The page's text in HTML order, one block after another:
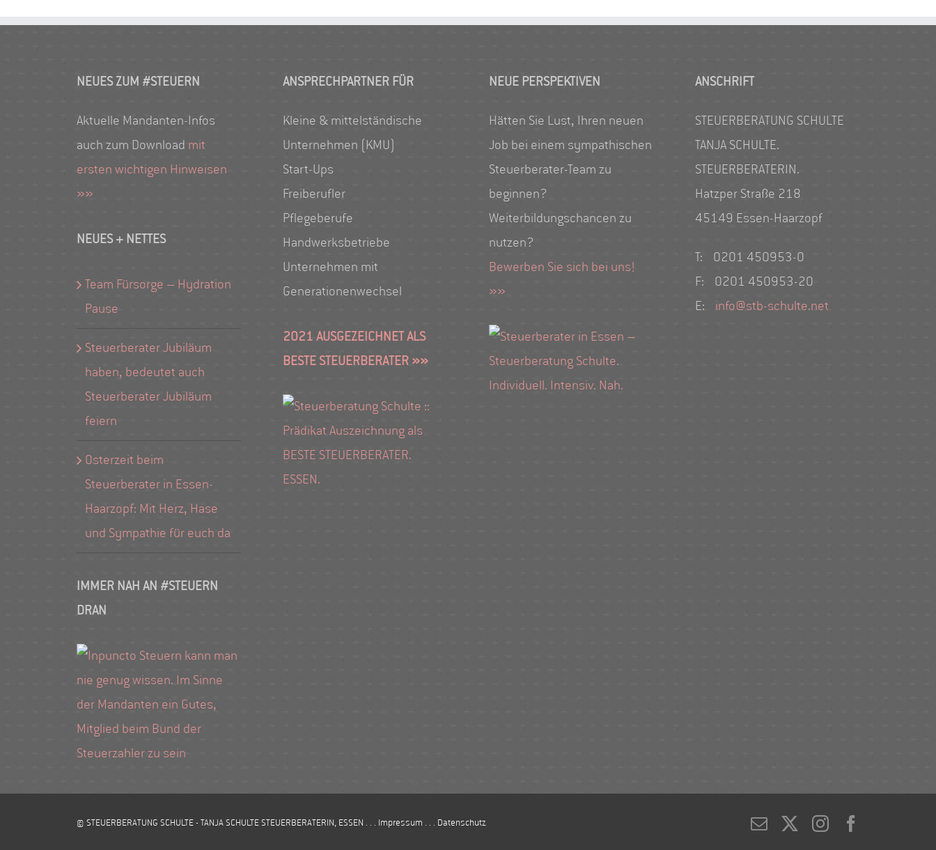
NEUES ZUM #STEUERN
Aktuelle Mandanten-Infos
auch zum Download mit
ersten wichtigen Hinweisen
»»
NEUES + NETTES
Team Fürsorge – Hydration
Pause
Steuerberater Jubiläum
haben, bedeutet auch
Steuerberater Jubiläum
feiern
Osterzeit beim
Steuerberater in Essen-
Haarzopf: Mit Herz, Hase
und Sympathie für euch da
IMMER NAH AN #STEUERN
DRAN
ANSPRECHPARTNER FÜR
Kleine & mittelständische
Unternehmen (KMU)
Start-Ups
Freiberufler
Pflegeberufe
Handwerksbetriebe
Unternehmen mit
Generationenwechsel
2021 AUSGEZEICHNET ALS
BESTE STEUERBERATER »»
NEUE PERSPEKTIVEN
Hätten Sie Lust, Ihren neuen
Job bei einem sympathischen
Steuerberater-Team zu
beginnen?
Weiterbildungschancen zu
nutzen?
Bewerben Sie sich bei uns!
»»
ANSCHRIFT
STEUERBERATUNG SCHULTE
TANJA SCHULTE.
STEUERBERATERIN.
Hatzper Straße 218
45149 Essen-Haarzopf
T: 0201 450953-0
F: 0201 450953-20
E: info@stb-schulte.net
© STEUERBERATUNG SCHULTE - TANJA SCHULTE STEUERBERATERIN, ESSEN . . . Impressum . . . Datenschutz
E-
Instagram